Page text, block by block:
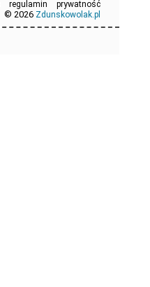
regulamin
prywatność
© 2026 Zdunskowolak.pl